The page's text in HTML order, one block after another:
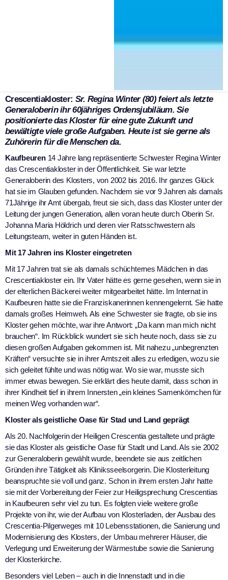
Hölderich. Foto: Privat/A. Hübner-Sturm
Crescentiakloster: Sr. Regina Winter (80) feiert als letzte
Generaloberin ihr 60jähriges Ordensjubiläum. Sie
positionierte das Kloster für eine gute Zukunft und
bewältigte viele große Aufgaben. Heute ist sie gerne als
Zuhörerin für die Menschen da.
Kaufbeuren 14 Jahre lang repräsentierte Schwester Regina Winter
das Crescentiakloster in der Öffentlichkeit. Sie war letzte
Generaloberin des Klosters, von 2002 bis 2016. Ihr ganzes Glück
hat sie im Glauben gefunden. Nachdem sie vor 9 Jahren als damals
71Jährige ihr Amt übergab, freut sie sich, dass das Kloster unter der
Leitung der jungen Generation, allen voran heute durch Oberin Sr.
Johanna Maria Höldrich und deren vier Ratsschwestern als
Leitungsteam, weiter in guten Händen ist.
Mit 17 Jahren ins Kloster eingetreten
Mit 17 Jahren trat sie als damals schüchternes Mädchen in das
Crescentiakloster ein. Ihr Vater hätte es gerne gesehen, wenn sie in
der elterlichen Bäckerei weiter mitgearbeitet hätte. Im Internat in
Kaufbeuren hatte sie die Franziskanerinnen kennengelernt. Sie hatte
damals großes Heimweh. Als eine Schwester sie fragte, ob sie ins
Kloster gehen möchte, war ihre Antwort: „Da kann man mich nicht
brauchen“. Im Rückblick wundert sie sich heute noch, dass sie zu
diesen großen Aufgaben gekommen ist. Mit nahezu „unbegrenzten
Kräften“ versuchte sie in ihrer Amtszeit alles zu erledigen, wozu sie
sich geleitet fühlte und was nötig war. Wo sie war, musste sich
immer etwas bewegen. Sie erklärt dies heute damit, dass schon in
ihrer Kindheit tief in ihrem Innersten „ein kleines Samenkörnchen für
meinen Weg vorhanden war“.
Kloster als geistliche Oase für Stad und Land geprägt
Als 20. Nachfolgerin der Heiligen Crescentia gestaltete und prägte
sie das Kloster als geistliche Oase für Stadt und Land. Als sie 2002
zur Generaloberin gewählt wurde, beendete sie aus zeitlichen
Gründen ihre Tätigkeit als Kliniksseelsorgerin. Die Klosterleitung
beanspruchte sie voll und ganz. Schon in ihrem ersten Jahr hatte
sie mit der Vorbereitung der Feier zur Heiligsprechung Crescentias
in Kaufbeuren sehr viel zu tun. Es folgten viele weitere große
Projekte von ihr, wie der Aufbau von Klosterladen, der Ausbau des
Crescentia-Pilgerweges mit 10 Lebensstationen, die Sanierung und
Modernisierung des Klosters, der Umbau mehrerer Häuser, die
Verlegung und Erweiterung der Wärmestube sowie die Sanierung
der Klosterkirche.
Besonders viel Leben – auch in die Innenstadt und in die